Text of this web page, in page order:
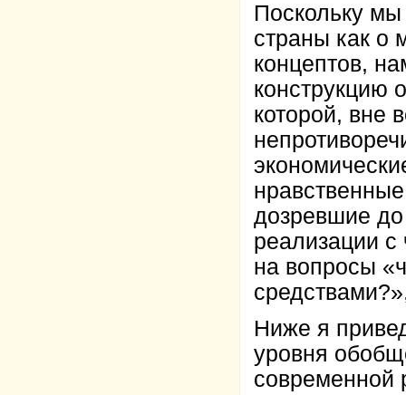
Поскольку
страны как о
концептов,
конструкцию
которой, вне
дозревшие до
реализации с
на вопросы
Ниже я
уровня
современной